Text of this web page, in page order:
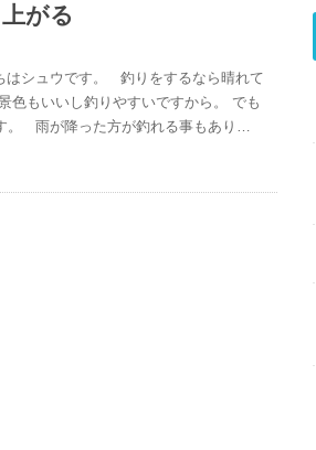
がる
シュウです。 釣りをするなら晴れて
色もいいし釣りやすいですから。 でも
。 雨が降った方が釣れる事もあり…